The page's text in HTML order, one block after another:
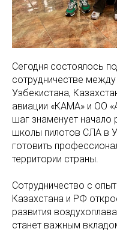
Сегодня состоялось
сотрудничестве
Узбекистана,
авиации «КАМА» и ОО
шаг знаменует
школы пилотов СЛА в
готовить
территории страны.
Сотрудничество с
Казахстана и РФ
развития
станет важным